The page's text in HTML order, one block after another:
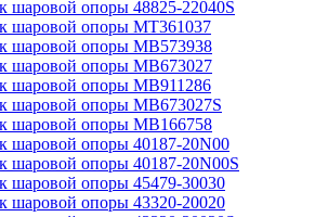
шаровой опоры 48825-22040S
шаровой опоры MT361037
шаровой опоры MB573938
шаровой опоры MB673027
шаровой опоры MB911286
шаровой опоры MB673027S
шаровой опоры MB166758
шаровой опоры 40187-20N00
шаровой опоры 40187-20N00S
шаровой опоры 45479-30030
шаровой опоры 43320-20020